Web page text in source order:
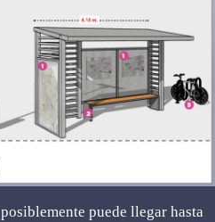
puede llegar hasta